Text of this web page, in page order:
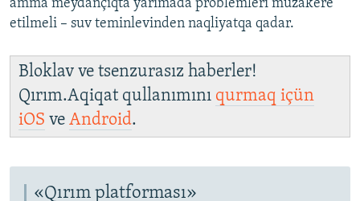
amma meydançıqta yarımada problemleri muzakere
etilmeli – suv teminlevinden naqliyatqa qadar.
Bloklav ve tsenzurasız haberler!
Qırım.Aqiqat qullanımını qurmaq içün
iOS ve Android.
«Qırım platforması»